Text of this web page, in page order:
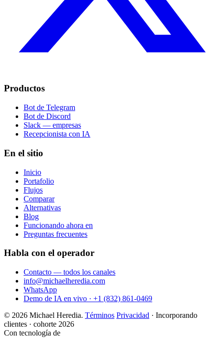
Productos
Bot de Telegram
Bot de Discord
Slack — empresas
Recepcionista con IA
En el sitio
Inicio
Portafolio
Flujos
Comparar
Alternativas
Blog
Funcionando ahora en
Preguntas frecuentes
Habla con el operador
Contacto — todos los canales
info@michaelheredia.com
WhatsApp
Demo de IA en vivo · +1 (832) 861-0469
© 2026 Michael Heredia. Términos Privacidad · Incorporando
clientes · cohorte 2026
Con tecnología de